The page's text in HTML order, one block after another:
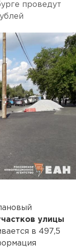
проведут
улицы
в 497,5